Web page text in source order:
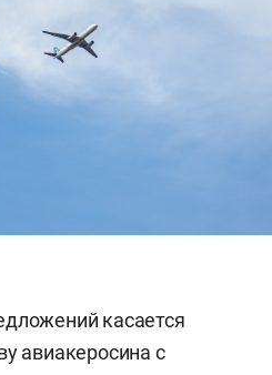
касается
авиакеросина с